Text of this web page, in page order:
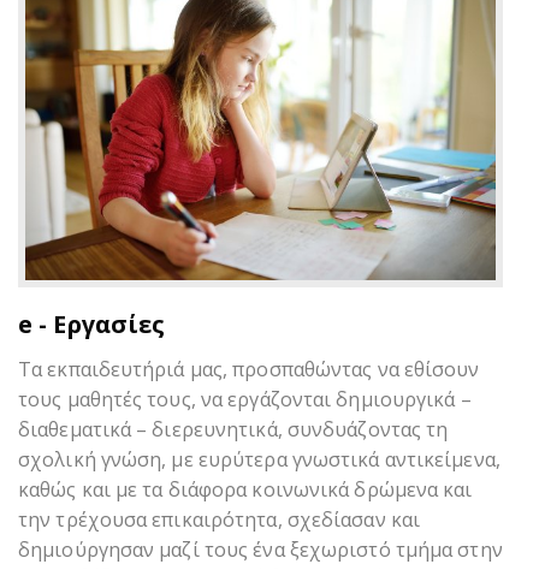
e - Εργασίες
Tα εκπαιδευτήριά μας, προσπαθώντας να εθίσουν
τους μαθητές τους, να εργάζονται δημιουργικά –
διαθεματικά – διερευνητικά, συνδυάζοντας τη
σχολική γνώση, με ευρύτερα γνωστικά αντικείμενα,
καθώς και με τα διάφορα κοινωνικά δρώμενα και
την τρέχουσα επικαιρότητα, σχεδίασαν και
δημιούργησαν μαζί τους ένα ξεχωριστό τμήμα στην